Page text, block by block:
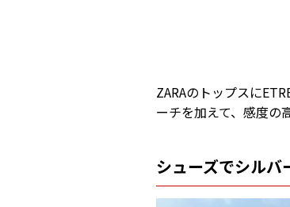
ZARAのトップスに
ーチを加えて、感度の
シューズでシルバ